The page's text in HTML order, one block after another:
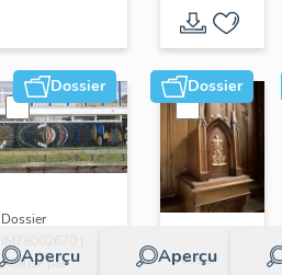
Dossier
Aperçu
Dossier
IM78002670 |
Réalisé par
Dossier
Aperçu
Dossier